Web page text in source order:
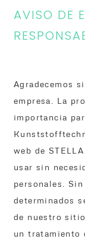
AVISO DE
Agradecemos
empresa. La
importancia
web de
usar sin
personales.
determinados
de nuestro
un tratamiento